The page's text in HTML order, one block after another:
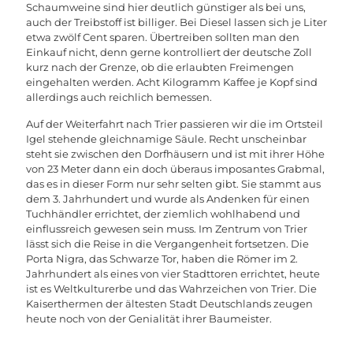
Schaumweine sind hier deutlich günstiger als bei uns,
auch der Treibstoff ist billiger. Bei Diesel lassen sich je Liter
etwa zwölf Cent sparen. Übertreiben sollten man den
Einkauf nicht, denn gerne kontrolliert der deutsche Zoll
kurz nach der Grenze, ob die erlaubten Freimengen
eingehalten werden. Acht Kilogramm Kaffee je Kopf sind
allerdings auch reichlich bemessen.
Auf der Weiterfahrt nach Trier passieren wir die im Ortsteil
Igel stehende gleichnamige Säule. Recht unscheinbar
steht sie zwischen den Dorfhäusern und ist mit ihrer Höhe
von 23 Meter dann ein doch überaus imposantes Grabmal,
das es in dieser Form nur sehr selten gibt. Sie stammt aus
dem 3. Jahrhundert und wurde als Andenken für einen
Tuchhändler errichtet, der ziemlich wohlhabend und
einflussreich gewesen sein muss. Im Zentrum von Trier
lässt sich die Reise in die Vergangenheit fortsetzen. Die
Porta Nigra, das Schwarze Tor, haben die Römer im 2.
Jahrhundert als eines von vier Stadttoren errichtet, heute
ist es Weltkulturerbe und das Wahrzeichen von Trier. Die
Kaiserthermen der ältesten Stadt Deutschlands zeugen
heute noch von der Genialität ihrer Baumeister.